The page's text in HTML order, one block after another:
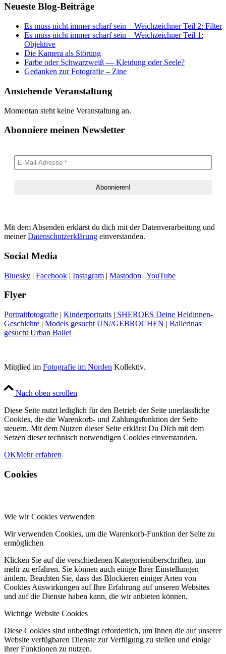
Neueste Blog-Beiträge
Es muss nicht immer scharf sein – Weichzeichner Teil 2: Filter
Es muss nicht immer scharf sein – Weichzeichner Teil 1:
Objektive
Die Kamera als Störung
Farbe oder Schwarzweiß — Kleidung oder Seele?
Gedanken zur Fotografie – Zine
Anstehende Veranstaltung
Momentan steht keine Veranstaltung an.
Abonniere meinen Newsletter
Mit dem Absenden erklärst du dich mit der Datenverarbeitung und
meinerDatenschutzerklärung einverstanden.
Social Media
Bluesky | Facebook | Instagram | Mastodon | YouTube
Flyer
Portraitfotografie | Kinderportraits | SHEROES Deine Heldinnen-
Geschichte | Models gesucht UN//GEBROCHEN | Ballerinas
gesucht Urban Ballet
Mitglied im Fotografie im Norden Kollektiv.
Nach oben scrollen
Diese Seite nutzt lediglich für den Betrieb der Seite unerlässliche
Cookies, die die Warenkorb- und Zahlungsfunktion der Seite
steuern. Mit dem Nutzen dieser Seite erklärst Du Dich mit dem
Setzen dieser technisch notwendigen Cookies einverstanden.
OKMehr erfahren
Cookies
Wie wir Cookies verwenden
Wir verwenden Cookies, um die Warenkorb-Funktion der Seite zu
ermöglichen
Klicken Sie auf die verschiedenen Kategorienüberschriften, um
mehr zu erfahren. Sie können auch einige Ihrer Einstellungen
ändern. Beachten Sie, dass das Blockieren einiger Arten von
Cookies Auswirkungen auf Ihre Erfahrung auf unseren Websites
und auf die Dienste haben kann, die wir anbieten können.
Wichtige Website Cookies
Diese Cookies sind unbedingt erforderlich, um Ihnen die auf unserer
Website verfügbaren Dienste zur Verfügung zu stellen und einige
ihrer Funktionen zu nutzen.